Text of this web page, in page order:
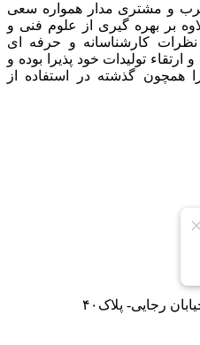
و مشتری مدار همواره سعی
بر بهره گیری از علوم فنی و
نظرات کارشناسانه و حرفه ای
تولیدات خود پذیرا بوده و
همچون گذشته در استفاده از
رجایی- پلاک۴۰